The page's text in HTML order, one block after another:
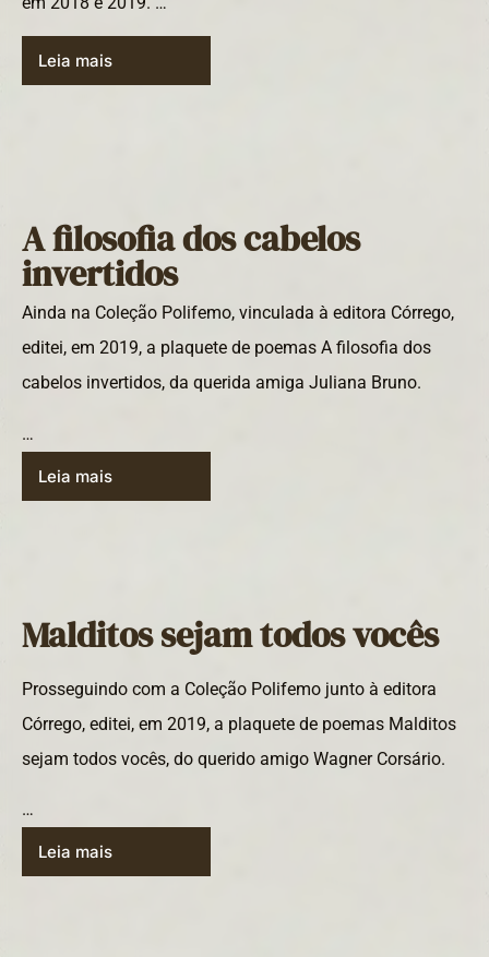
Leia mais
A filosofia dos cabelos
invertidos
Ainda na Coleção Polifemo, vinculada à editora Córrego,
editei, em 2019, a plaquete de poemas A filosofia dos
cabelos invertidos, da querida amiga Juliana Bruno.
…
Leia mais
Malditos sejam todos vocês
Prosseguindo com a Coleção Polifemo junto à editora
Córrego, editei, em 2019, a plaquete de poemas Malditos
sejam todos vocês, do querido amigo Wagner Corsário.
…
Leia mais